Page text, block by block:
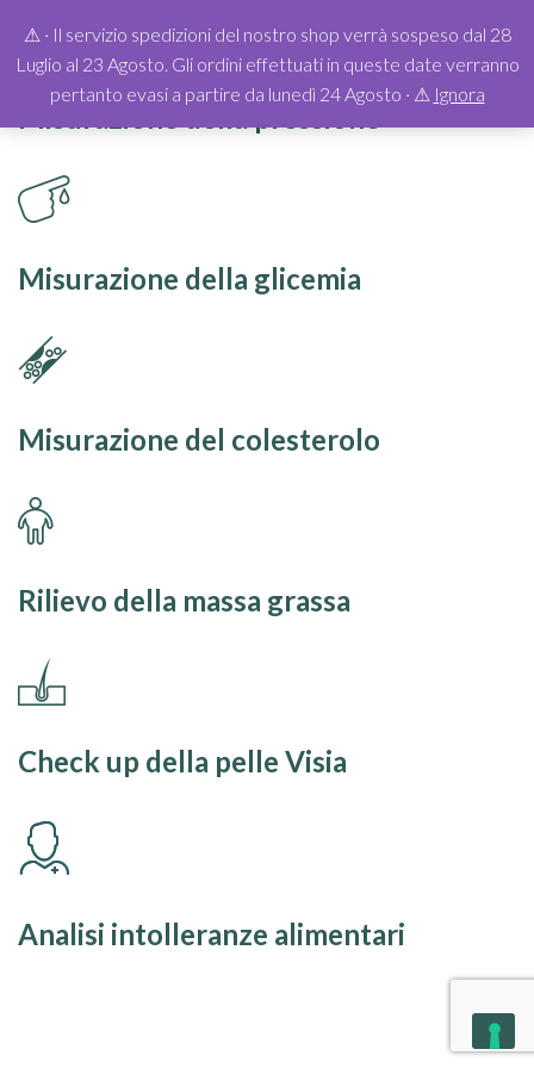
Misurazione della glicemia
Misurazione del colesterolo
Rilievo della massa grassa
Check up della pelle Visia
Analisi intolleranze alimentari
⚠︎ · Il servizio spedizioni del nostro shop verrà sospeso dal 28
Luglio al 23 Agosto. Gli ordini effettuati in queste date verranno
pertanto evasi a partire da lunedì 24 Agosto · ⚠︎ Ignora